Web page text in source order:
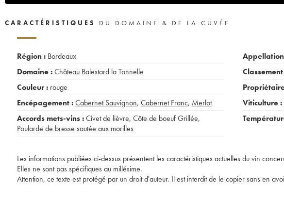
CARACTÉRISTIQUES DU DOMAINE & DE LA CUVÉE
Région : Bordeaux
Domaine :Château Balestard la Tonnelle
Couleur : rouge
Encépagement :Cabernet Sauvignon, Cabernet Franc, Merlot
Accords mets-vins :Civet de lièvre, Côte de boeuf Grillée,
Poularde de bresse sautée aux morilles
Viticulture :
Les informations publiées ci-dessus présentent les caractéristiques actuelles du vin
Elles ne sont pas spécifiques au millésime.
Attention, ce texte est protégé par un droit d'auteur. Il est interdit de le copier sans en